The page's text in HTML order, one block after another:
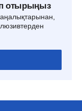
отырыңыз